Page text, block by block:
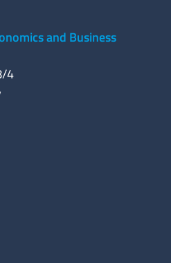
and Business
4